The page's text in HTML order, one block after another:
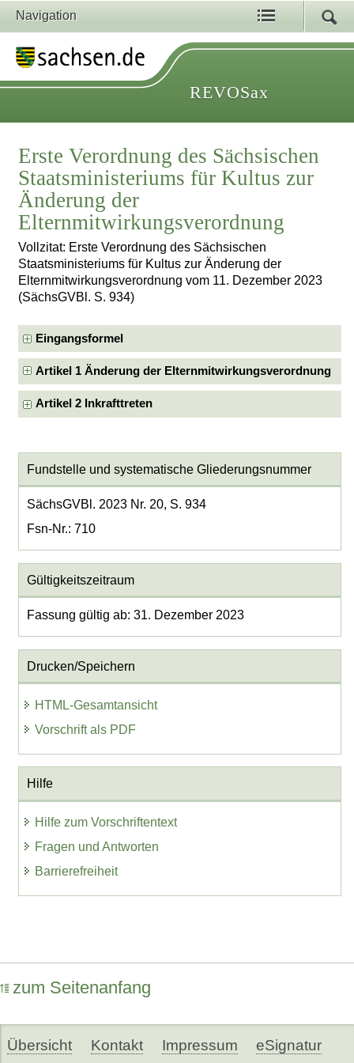
Navigation
REVOSax
Erste Verordnung des Sächsischen
Staatsministeriums für Kultus zur
Änderung der
Elternmitwirkungsverordnung
Vollzitat: Erste Verordnung des Sächsischen
Staatsministeriums für Kultus zur Änderung der
Elternmitwirkungsverordnung vom 11. Dezember 2023
(SächsGVBl. S. 934)
Eingangsformel
Artikel 1 Änderung der Elternmitwirkungsverordnung
Artikel 2 Inkrafttreten
Fundstelle und systematische Gliederungsnummer
SächsGVBl. 2023 Nr. 20, S. 934
Fsn-Nr.: 710
Gültigkeitszeitraum
Fassung gültig ab: 31. Dezember 2023
Drucken/Speichern
HTML-Gesamtansicht
Vorschrift als PDF
Hilfe
Hilfe zum Vorschriftentext
Fragen und Antworten
Barrierefreiheit
zum Seitenanfang
Übersicht Kontakt Impressum eSignatur